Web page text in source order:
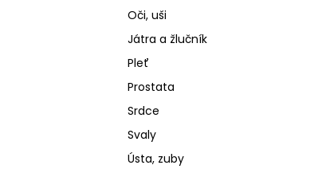
Oči, uši
Játra a žlučník
Pleť
Prostata
Srdce
Svaly
Ústa, zuby